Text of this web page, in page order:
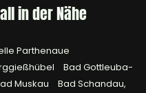
in der Nähe
Parthenaue
Bad Gottleuba-
Muskau
Bad Schandau,